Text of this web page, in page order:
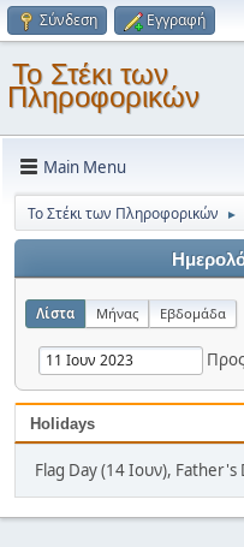
Σύνδεση Εγγραφή
Το Στέκι των
Πληροφορικών
Main Menu
Το Στέκι των Πληροφορικών ►
Λίστα Μήνας Εβδομάδα
Προς
Holidays
Flag Day (14 Ιουν), Father's